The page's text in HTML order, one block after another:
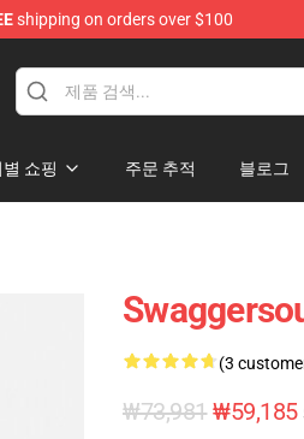
shipping on orders over $100
쇼핑 주문 추적 블로그
(3
₩73,981 ₩59,185